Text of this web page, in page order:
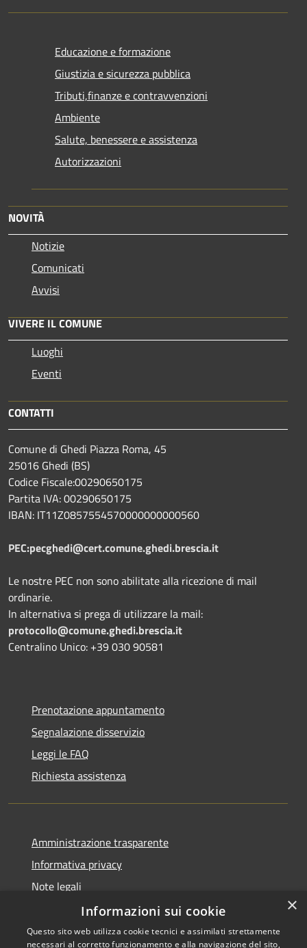
Educazione e formazione
Giustizia e sicurezza pubblica
Tributi,finanze e contravvenzioni
Ambiente
Salute, benessere e assistenza
Autorizzazioni
NOVITÀ
Notizie
Comunicati
Avvisi
VIVERE IL COMUNE
Luoghi
Eventi
CONTATTI
Comune di Ghedi Piazza Roma, 45
25016 Ghedi (BS)
Codice Fiscale:00290650175
Partita IVA: 00290650175
IBAN: IT11Z0857554570000000000560
PEC:pecghedi@cert.comune.ghedi.brescia.it
Le nostre PEC non sono abilitate alla ricezione di mail
ordinarie.
In alternativa si prega di utilizzare la mail:
protocollo@comune.ghedi.brescia.it
Centralino Unico: +39 030 90581
Prenotazione appuntamento
Segnalazione disservizio
Leggi le FAQ
Richiesta assistenza
Amministrazione trasparente
Informativa privacy
Note legali
Dichiarazione di accessibilità
×
Informazioni sui cookie
Questo sito web utilizza cookie tecnici e assimilati strettamente
necessari al corretto funzionamento e alla navigazione del sito,